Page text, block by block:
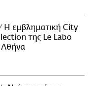
Η εμβληματική City
της Le Labo
Αθήνα